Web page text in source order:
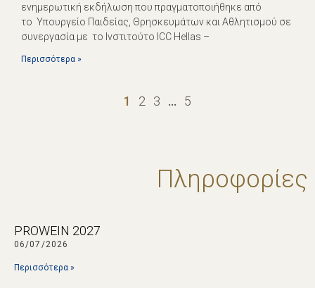
ενημερωτική εκδήλωση που πραγματοποιήθηκε από
το Υπουργείο Παιδείας, Θρησκευμάτων και Αθλητισμού σε
συνεργασία με το Ινστιτούτο ICC Hellas –
Περισσότερα »
1 2 3 … 5
Πληροφορίες
PROWEIN 2027
06/07/2026
Περισσότερα »